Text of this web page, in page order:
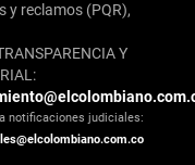
y reclamos (PQR),
Y
notificaciones judiciales: